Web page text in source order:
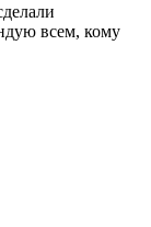
всем, кому